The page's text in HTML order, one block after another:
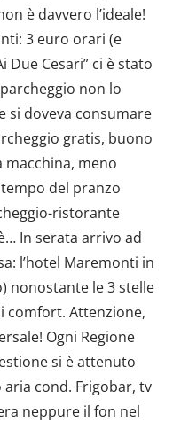
è davvero l’ideale!
3 euro orari (e
Due Cesari” ci è stato
non lo
si doveva consumare
gratis, buono
meno
del pranzo
ristorante
In serata arrivo ad
l’hotel Maremonti in
nonostante le 3 stelle
comfort. Attenzione,
Ogni Regione
si è attenuto
cond. Frigobar, tv
neppure il fon nel